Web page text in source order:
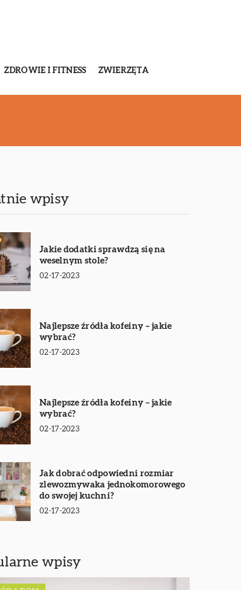
ZDROWIE I FITNESS ZWIERZĘTA
wpisy
Jakie dodatki sprawdzą się na
weselnym stole?
02-17-2023
Najlepsze źródła kofeiny – jakie
wybrać?
02-17-2023
Najlepsze źródła kofeiny – jakie
wybrać?
02-17-2023
Jak dobrać odpowiedni rozmiar
zlewozmywaka jednokomorowego
do swojej kuchni?
02-17-2023
wpisy